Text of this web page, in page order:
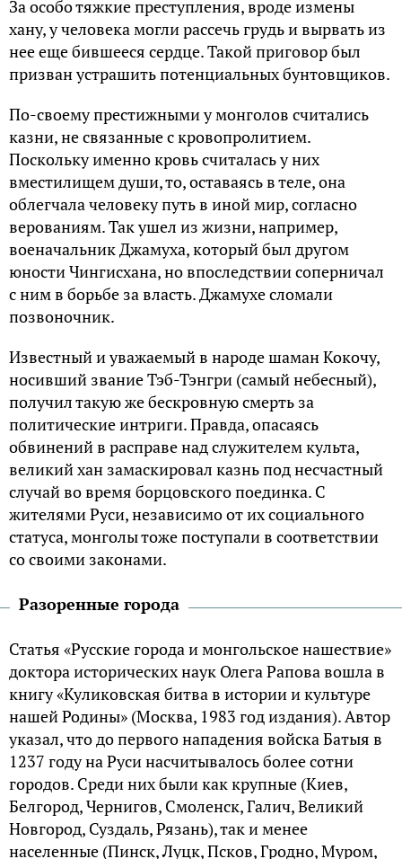
За особо тяжкие преступления, вроде измены
хану, у человека могли рассечь грудь и вырвать из
нее еще бившееся сердце. Такой приговор был
призван устрашить потенциальных бунтовщиков.
По-своему престижными у монголов считались
казни, не связанные с кровопролитием.
Поскольку именно кровь считалась у них
вместилищем души, то, оставаясь в теле, она
облегчала человеку путь в иной мир, согласно
верованиям. Так ушел из жизни, например,
военачальник Джамуха, который был другом
юности Чингисхана, но впоследствии соперничал
с ним в борьбе за власть. Джамухе сломали
позвоночник.
Известный и уважаемый в народе шаман Кокочу,
носивший звание Тэб-Тэнгри (самый небесный),
получил такую же бескровную смерть за
политические интриги. Правда, опасаясь
обвинений в расправе над служителем культа,
великий хан замаскировал казнь под несчастный
случай во время борцовского поединка. С
жителями Руси, независимо от их социального
статуса, монголы тоже поступали в соответствии
со своими законами.
Разоренные города
Статья «Русские города и монгольское нашествие»
доктора исторических наук Олега Рапова вошла в
книгу «Куликовская битва в истории и культуре
нашей Родины» (Москва, 1983 год издания). Автор
указал, что до первого нападения войска Батыя в
1237 году на Руси насчитывалось более сотни
городов. Среди них были как крупные (Киев,
Белгород, Чернигов, Смоленск, Галич, Великий
Новгород, Суздаль, Рязань), так и менее
населенные (Пинск, Луцк, Псков, Гродно, Муром,